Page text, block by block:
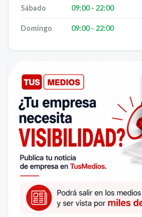
Sábado 09:00 - 22:00
Domingo 09:00 - 22:00